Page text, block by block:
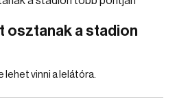
osztanak a stadion
lehet vinni a lelátóra.